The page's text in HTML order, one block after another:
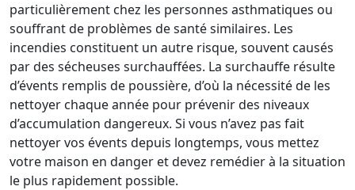
particulièrement chez les personnes asthmatiques ou
souffrant de problèmes de santé similaires. Les
incendies constituent un autre risque, souvent causés
par des sécheuses surchauffées. La surchauffe résulte
d’évents remplis de poussière, d’où la nécessité de les
nettoyer chaque année pour prévenir des niveaux
d’accumulation dangereux. Si vous n’avez pas fait
nettoyer vos évents depuis longtemps, vous mettez
votre maison en danger et devez remédier à la situation
le plus rapidement possible.